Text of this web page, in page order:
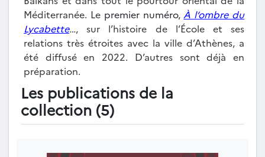
Méditerranée. Le premier numéro, À l’ombre du
Lycabette…, sur l’histoire de l’École et ses
relations très étroites avec la ville d’Athènes, a
été diffusé en 2022. D’autres sont déjà en
préparation.
Les publications de la
collection (5)